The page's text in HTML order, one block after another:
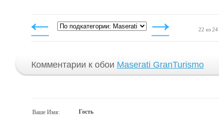
22 из 24
Комментарии к обои Maserati GranTurismo
Ваше Имя: Гость